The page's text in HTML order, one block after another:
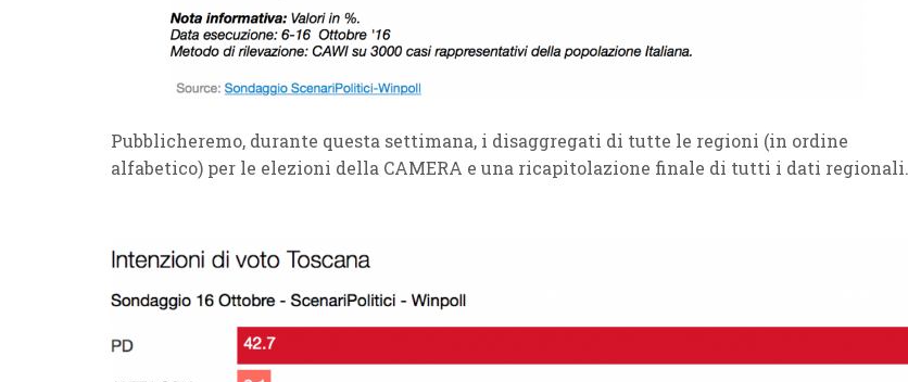
Pubblicheremo, durante questa settimana, i disaggregati di tutte le regioni (in ordine
alfabetico) per le elezioni della CAMERA e una ricapitolazione finale di tutti i dati regionali.